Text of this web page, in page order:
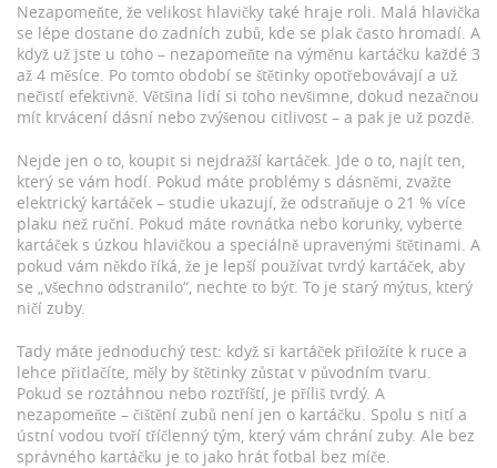
Nezapomeňte, že velikost hlavičky také hraje roli. Malá hlavička
se lépe dostane do zadních zubů, kde se plak často hromadí. A
když už jste u toho – nezapomeňte na výměnu kartáčku každé 3
až 4 měsíce. Po tomto období se štětinky opotřebovávají a už
nečistí efektivně. Většina lidí si toho nevšimne, dokud nezačnou
mít krvácení dásní nebo zvýšenou citlivost – a pak je už pozdě.
Nejde jen o to, koupit si nejdražší kartáček. Jde o to, najít ten,
který se vám hodí. Pokud máte problémy s dásněmi, zvažte
elektrický kartáček – studie ukazují, že odstraňuje o 21 % více
plaku než ruční. Pokud máte rovnátka nebo korunky, vyberte
kartáček s úzkou hlavičkou a speciálně upravenými štětinami. A
pokud vám někdo říká, že je lepší používat tvrdý kartáček, aby
se „všechno odstranilo“, nechte to být. To je starý mýtus, který
ničí zuby.
Tady máte jednoduchý test: když si kartáček přiložíte k ruce a
lehce přitlačíte, měly by štětinky zůstat v původním tvaru.
Pokud se roztáhnou nebo roztříští, je příliš tvrdý. A
nezapomeňte – čištění zubů není jen o kartáčku. Spolu s nití a
ústní vodou tvoří tříčlenný tým, který vám chrání zuby. Ale bez
správného kartáčku je to jako hrát fotbal bez míče.